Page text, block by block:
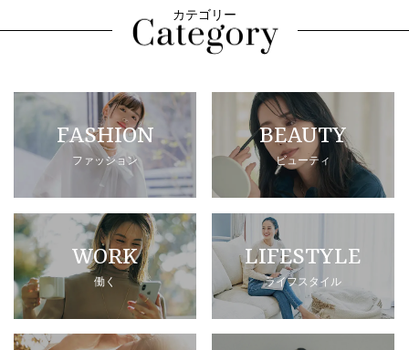
カテゴリー
FASHION
ファッション
BEAUTY
ビューティ
WORK
働く
LIFESTYLE
ライフスタイル